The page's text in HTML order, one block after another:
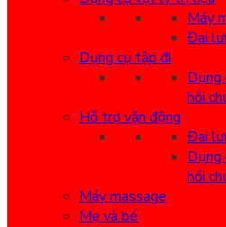
Máy
Đai
Dụng cụ tập đi
Dụng
hồi
Hỗ trợ vận động
Đai
Dụng
hồi
Máy massage
Mẹ và bé